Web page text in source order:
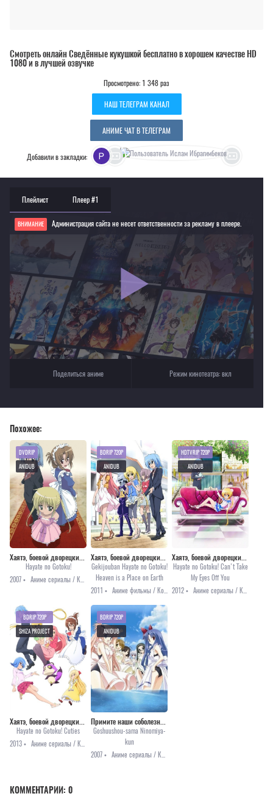
Смотреть онлайн Сведённые кукушкой бесплатно в хорошем качестве HD
1080 и в лучшей озвучке
Просмотрено: 1 348 раз
НАШ ТЕЛЕГРАМ КАНАЛ
АНИМЕ ЧАТ В ТЕЛЕГРАМ
Добавили в закладки:
Плейлист Плеер #1
ВНИМАНИЕ Администрация сайта не несет ответственности за рекламу в плеере.
Если видео не работает, обновите страницу или выберите другой плеер!
Для просмотра некоторых аниме необходимо установить VPN
Текущее воспроизведение：Сведённые кукушкой
Поделиться аниме Режим кинотеатра:вкл
Похожее:
Hayate no Gotoku!
2007 •
DVDRIP
ANIDUB
Gekijouban Hayate no Gotoku!
Heaven is a Place on Earth
2011 •
BDRIP 720P
ANIDUB
Hayate no Gotoku! Can't Take
My Eyes Off You
2012 •
HDTVRIP 720P
ANIDUB
Хаятэ, боевой дворецкий [ТВ-4]
Hayate no Gotoku! Cuties
2013 •
Аниме сериалы / Комедия
BDRIP 720P
SHIZA PROJECT
Примите наши соболезнования, Ниномия
Goshuushou-sama Ninomiya-
kun
2007 •
Аниме сериалы / Комедия / Романтика / Этти
BDRIP 720P
ANIDUB
КОММЕНТАРИИ: 0